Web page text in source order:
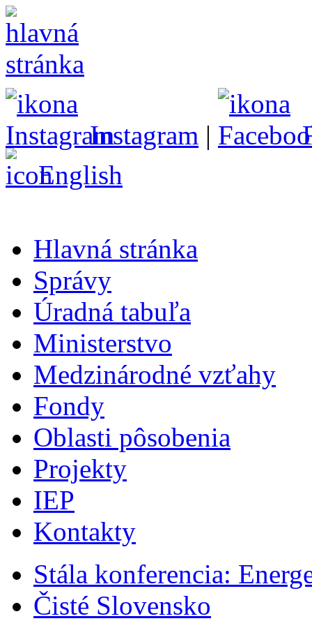
Instagram |
English
Hlavná stránka
Správy
Úradná tabuľa
Ministerstvo
Medzinárodné vzťahy
Fondy
Oblasti pôsobenia
Projekty
IEP
Kontakty
Stála konferencia:
Čisté Slovensko